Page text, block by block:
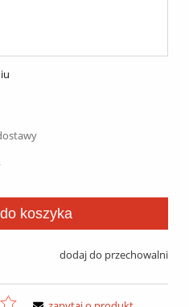
do koszyka
dodaj do przechowalni